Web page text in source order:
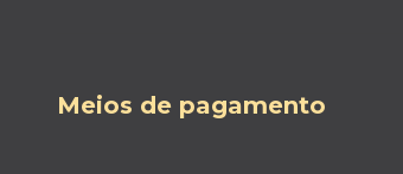
Meios de pagamento